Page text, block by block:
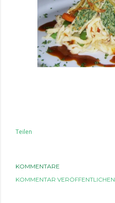
Teilen
KOMMENTARE
KOMMENTAR VERÖFFENTLICHEN